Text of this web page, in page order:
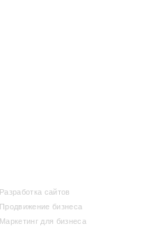
Разработка сайтов
Продвижение бизнеса
Маркетинг для бизнеса